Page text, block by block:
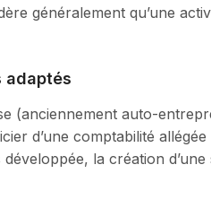
généralement qu’une
adaptés
(anciennement auto-
d’une comptabilité
la création